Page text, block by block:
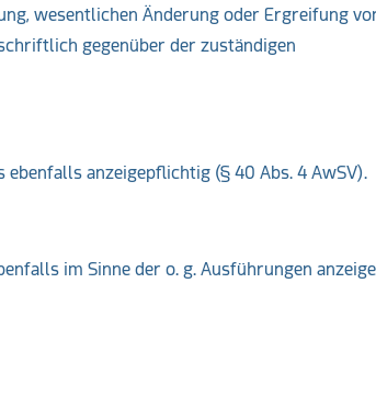
wesentlichen Änderung oder Ergreifung
gegenüber der zuständigen
anzeigepflichtig (§ 40 Abs. 4 AwSV).
im Sinne der o. g. Ausführungen